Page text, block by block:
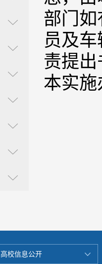
部门
员及
责提
本实
高校信息公开